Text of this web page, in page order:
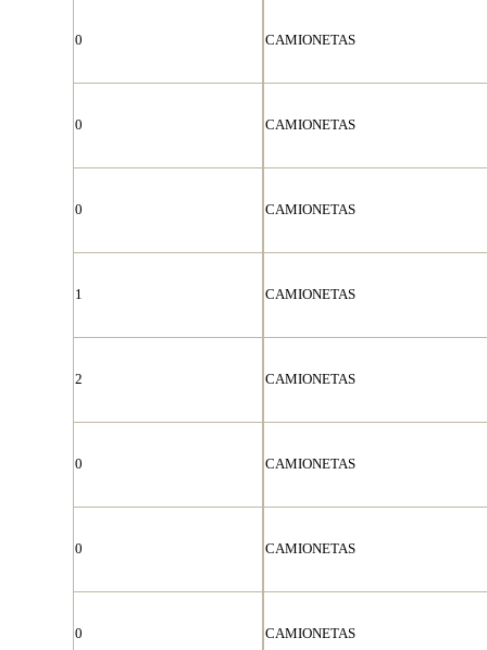
0 CAMIONETAS
0 CAMIONETAS
0 CAMIONETAS
1 CAMIONETAS
2 CAMIONETAS
0 CAMIONETAS
0 CAMIONETAS
0 CAMIONETAS